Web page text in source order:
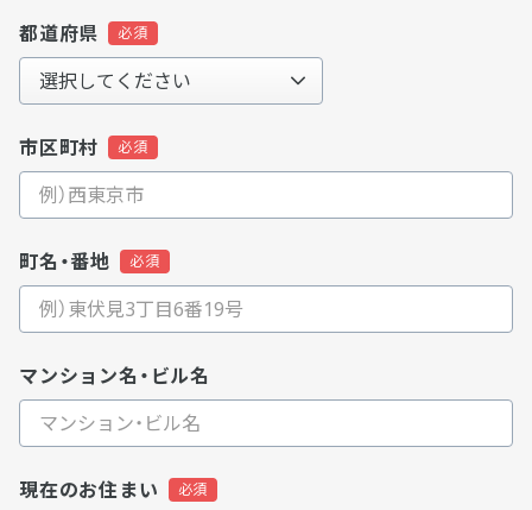
都道府県
市区町村
町名・番地
マンション名・ビル名
現在のお住まい